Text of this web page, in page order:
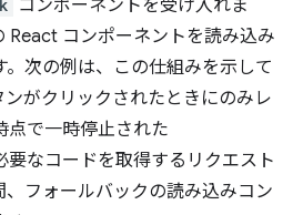
コンポーネントを受け入れま
React コンポーネントを読み込み
次の例は、この仕組みを示して
ンがクリックされたときにのみレ
点で一時停止された
要なコードを取得するリクエスト
フォールバックの読み込みコン